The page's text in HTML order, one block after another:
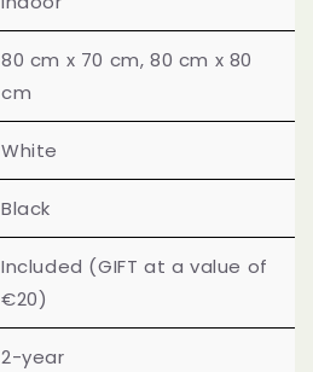
80 cm x 70 cm, 80 cm x 80
cm
White
Black
Included (GIFT at a value of
€20)
2-year